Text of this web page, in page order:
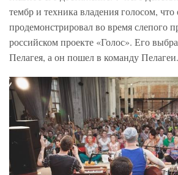
тембр и техника владения голосом, что
продемонстрировал во время слепого
российском проекте «Голос». Его
Пелагея, а он пошел в команду Пелагеи.